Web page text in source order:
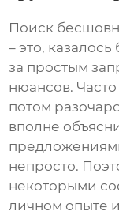
Поиск
– это,
за простым
нюансов.
потом
вполне
непросто.
некоторыми
личном опыте